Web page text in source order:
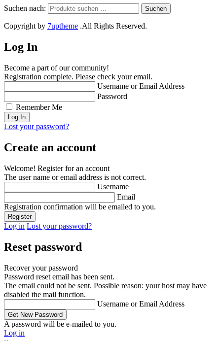
Suchen nach: Suchen
Copyright by 7uptheme .All Rights Reserved.
Log In
Become a part of our community!
Registration complete. Please check your email.
Username or Email Address
Password
Remember Me
Lost your password?
Create an account
Welcome! Register for an account
The user name or email address is not correct.
Username
Email
Registration confirmation will be emailed to you.
Log in Lost your password?
Reset password
Recover your password
Password reset email has been sent.
The email could not be sent. Possible reason: your host may have
disabled the mail function.
Username or Email Address
A password will be e-mailed to you.
Log in